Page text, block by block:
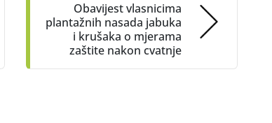
Obavijest vlasnicima
plantažnih nasada jabuka
i krušaka o mjerama
zaštite nakon cvatnje